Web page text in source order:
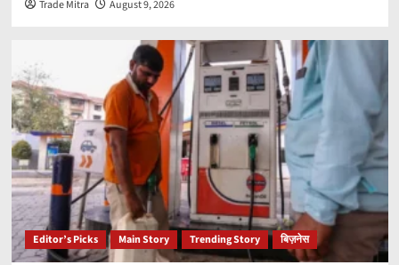
Trade Mitra August 9, 2026
Editor’s Picks Main Story Trending Story बिज़नेस